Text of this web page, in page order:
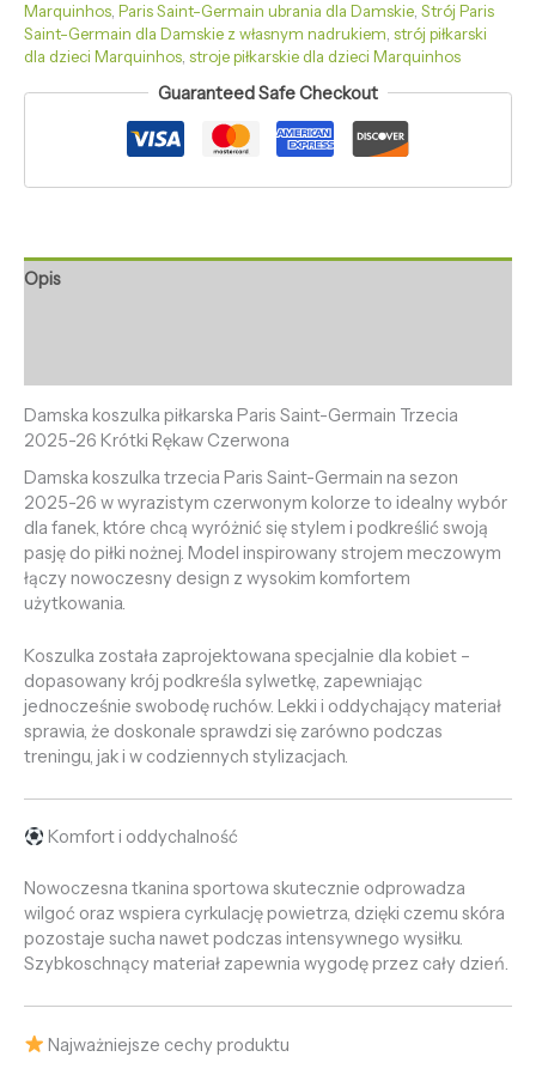
Marquinhos, Paris Saint-Germain ubrania dla Damskie, Strój Paris
Saint-Germain dla Damskie z własnym nadrukiem, strój piłkarski
dla dzieci Marquinhos, stroje piłkarskie dla dzieci Marquinhos
Guaranteed Safe Checkout
Opis
Damska koszulka piłkarska Paris Saint-Germain Trzecia
2025-26 Krótki Rękaw Czerwona
Damska koszulka trzecia Paris Saint-Germain na sezon
2025-26 w wyrazistym czerwonym kolorze to idealny wybór
dla fanek, które chcą wyróżnić się stylem i podkreślić swoją
pasję do piłki nożnej. Model inspirowany strojem meczowym
łączy nowoczesny design z wysokim komfortem
użytkowania.
Koszulka została zaprojektowana specjalnie dla kobiet –
dopasowany krój podkreśla sylwetkę, zapewniając
jednocześnie swobodę ruchów. Lekki i oddychający materiał
sprawia, że doskonale sprawdzi się zarówno podczas
treningu, jak i w codziennych stylizacjach.
Komfort i oddychalność
Nowoczesna tkanina sportowa skutecznie odprowadza
wilgoć oraz wspiera cyrkulację powietrza, dzięki czemu skóra
pozostaje sucha nawet podczas intensywnego wysiłku.
Szybkoschnący materiał zapewnia wygodę przez cały dzień.
Najważniejsze cechy produktu